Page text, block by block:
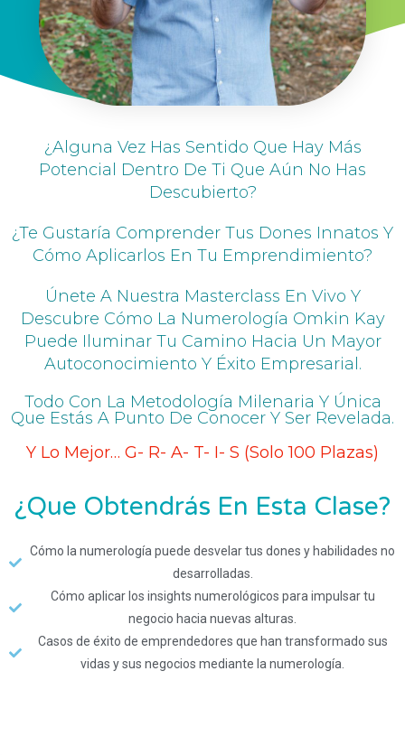
¿Alguna Vez Has Sentido Que Hay Más
Potencial Dentro De Ti Que Aún No Has
Descubierto?
¿Te Gustaría Comprender Tus Dones Innatos Y
Cómo Aplicarlos En Tu Emprendimiento?
Únete A Nuestra Masterclass En Vivo Y
Descubre Cómo La Numerología Omkin Kay
Puede Iluminar Tu Camino Hacia Un Mayor
Autoconocimiento Y Éxito Empresarial.
Todo Con La Metodología Milenaria Y Única
Que Estás A Punto De Conocer Y Ser Revelada.
Y Lo Mejor… G- R- A- T- I- S (Solo 100 Plazas)
¿Que Obtendrás En Esta Clase?
Cómo la numerología puede desvelar tus dones y habilidades no
desarrolladas.
Cómo aplicar los insights numerológicos para impulsar tu
negocio hacia nuevas alturas.
Casos de éxito de emprendedores que han transformado sus
vidas y sus negocios mediante la numerología.